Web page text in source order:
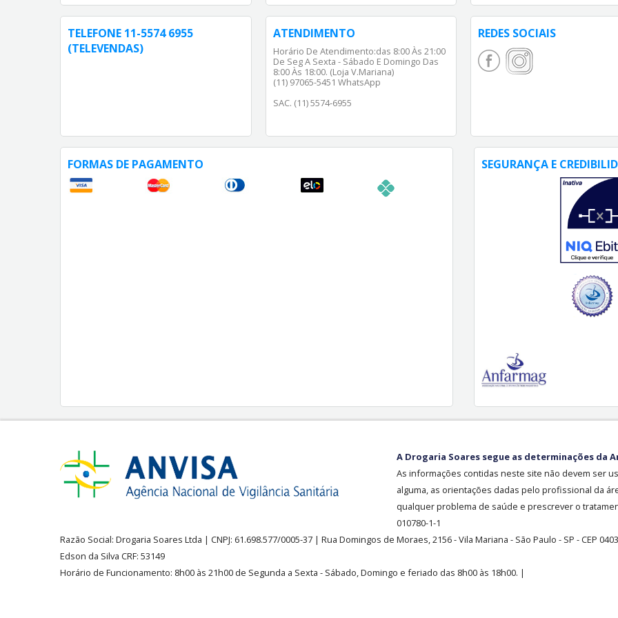
TELEFONE 11-5574 6955
(TELEVENDAS)
ATENDIMENTO
Horário De Atendimento:das 8:00 Às 21:00
De Seg A Sexta - Sábado E Domingo Das
8:00 Às 18:00. (Loja V.Mariana)
(11) 97065-5451 WhatsApp
SAC. (11) 5574-6955
REDES SOCIAIS
FORMAS DE PAGAMENTO SEGURANÇA E
A Drogaria Soares segue as determinações da
As informações contidas neste site não devem ser
alguma, as orientações dadas pelo profissional da
qualquer problema de saúde e prescrever o
010780-1-1
Razão Social: Drogaria Soares Ltda | CNPJ: 61.698.577/0005-37 | Rua Domingos de Moraes, 2156-Vila Mariana - São Paulo - SP - CEP
Edson da Silva CRF: 53149
Horário de Funcionamento: 8h00 às 21h00 de Segunda a Sexta - Sábado, Domingo e feriado das 8h00 às 18h00. |